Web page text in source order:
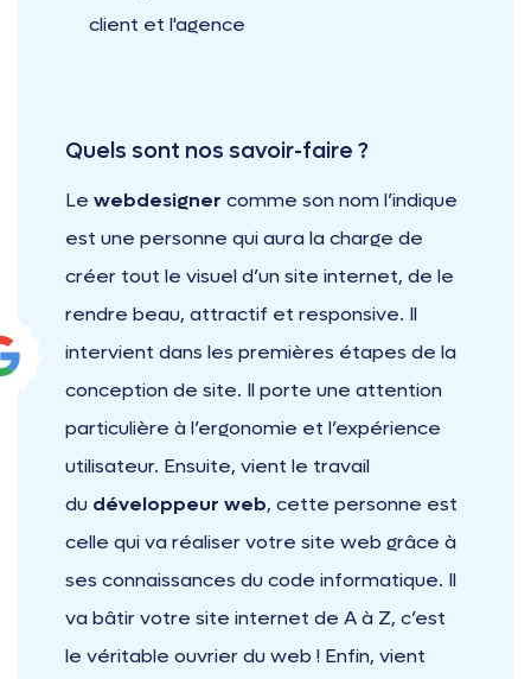
client et l'agence
Quels sont nos savoir-faire ?
Le webdesigner comme son nom l’indique
est une personne qui aura la charge de
créer tout le visuel d’un site internet, de le
rendre beau, attractif et responsive. Il
intervient dans les premières étapes de la
conception de site. Il porte une attention
particulière à l’ergonomie et l’expérience
utilisateur. Ensuite, vient le travail
du développeur web, cette personne est
celle qui va réaliser votre site web grâce à
ses connaissances du code informatique. Il
va bâtir votre site internet de A à Z, c’est
le véritable ouvrier du web ! Enfin, vient